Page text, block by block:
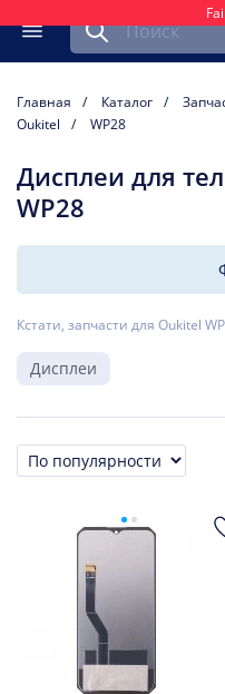
Меню
Найти запчасть
Главная Каталог
Oukitel
WP28
Дисплеи для
WP28
Кстати, запчасти для Oukitel
Дисплеи
Сортировка